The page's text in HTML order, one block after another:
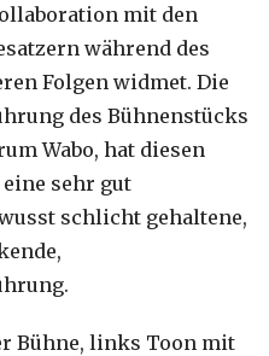
mit den
während des
Folgen widmet. Die
des Bühnenstücks
Wabo, hat diesen
sehr gut
schlicht gehaltene,
Bühne, links Toon mit